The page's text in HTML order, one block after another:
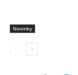
Novinky